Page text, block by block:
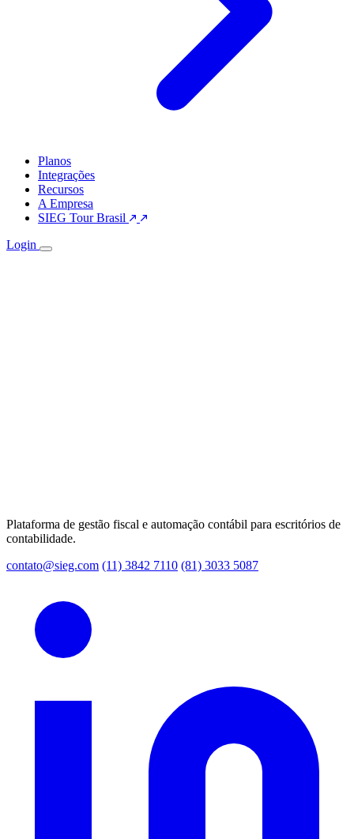
Planos
Integrações
Recursos
A Empresa
SIEG Tour Brasil
Login
Plataforma de gestão fiscal e automação contábil para escritórios de
contabilidade.
contato@sieg.com (11) 3842 7110 (81) 3033 5087